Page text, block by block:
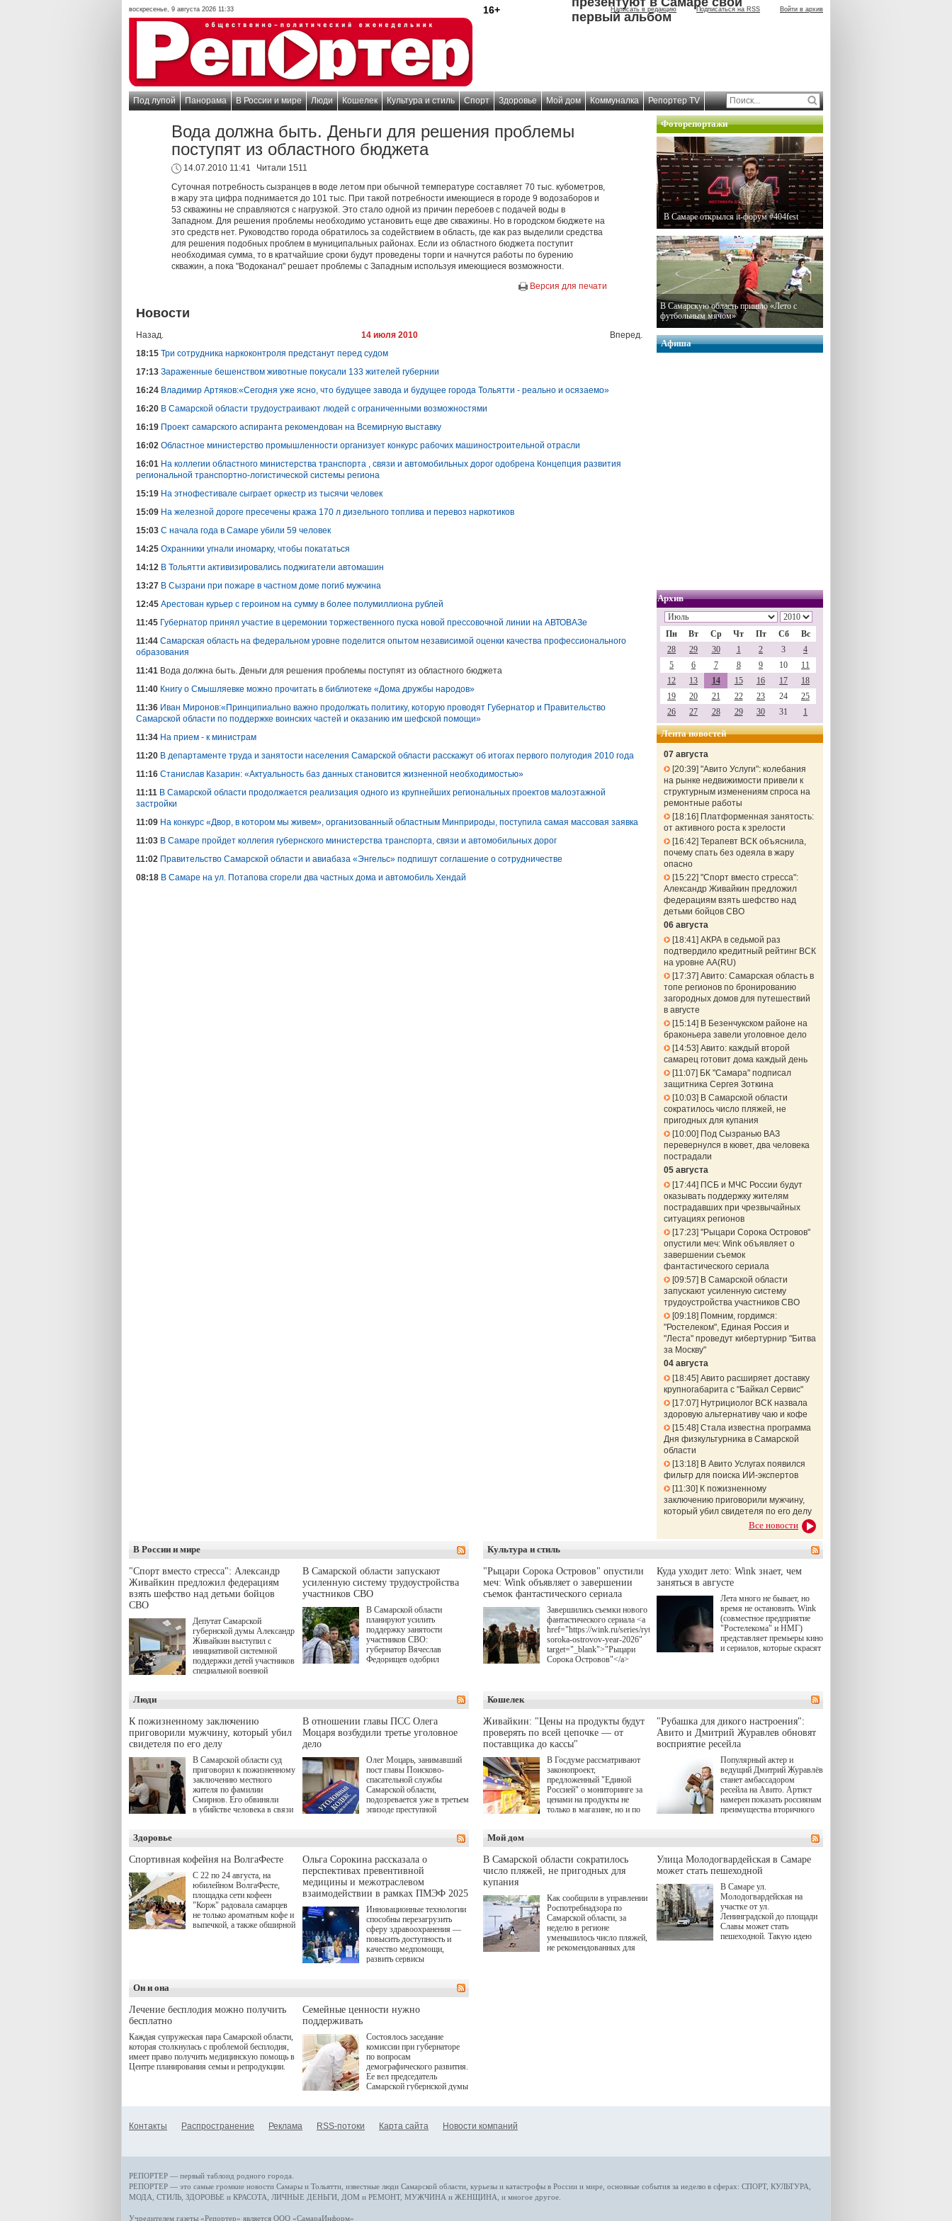
воскресенье, 9 августа 2026 11:33 16+ Написать в редакцию Подписаться на RSS Войти в архив
первый альбом
Под лупой Панорама В России и мире Люди Кошелек Культура и стиль Спорт Здоровье Мой дом Коммуналка Репортер TV
Вода должна быть. Деньги для решения проблемы
поступят из областного бюджета
14.07.2010 11:41
Читали 1511
Суточная потребность сызранцев в воде летом при обычной температуре составляет 70 тыс. кубометров,
в жару эта цифра поднимается до 101 тыс. При такой потребности имеющиеся в городе 9 водозаборов и
53 скважины не справляются с нагрузкой. Это стало одной из причин перебоев с подачей воды в
Западном. Для решения проблемы необходимо установить еще две скважины. Но в городском бюджете на
это средств нет. Руководство города обратилось за содействием в область, где как раз выделили средства
для решения подобных проблем в муниципальных районах. Если из областного бюджета поступит
необходимая сумма, то в кратчайшие сроки будут проведены торги и начнутся работы по бурению
скважин, а пока "Водоканал" решает проблемы с Западным используя имеющиеся возможности.
Версия для печати
Новости
Назад. 14 июля 2010
Вперед.
18:15 Три сотрудника наркоконтроля предстанут перед судом
17:13 Зараженные бешенством животные покусали 133 жителей губернии
16:24 Владимир Артяков:«Сегодня уже ясно, что будущее завода и будущее города Тольятти - реально и осязаемо»
16:20 В Самарской области трудоустраивают людей с ограниченными возможностями
16:19 Проект самарского аспиранта рекомендован на Всемирную выставку
16:02 Областное министерство промышленности организует конкурс рабочих машиностроительной отрасли
16:01 На коллегии областного министерства транспорта , связи и автомобильных дорог одобрена Концепция развития
региональной транспортно-логистической системы региона
15:19 На этнофестивале сыграет оркестр из тысячи человек
15:09 На железной дороге пресечены кража 170 л дизельного топлива и перевоз наркотиков
15:03 С начала года в Самаре убили 59 человек
14:25 Охранники угнали иномарку, чтобы покататься
14:12 В Тольятти активизировались поджигатели автомашин
13:27 В Сызрани при пожаре в частном доме погиб мужчина
12:45 Арестован курьер с героином на сумму в более полумиллиона рублей
11:45 Губернатор принял участие в церемонии торжественного пуска новой прессовочной линии на АВТОВАЗе
11:44 Самарская область на федеральном уровне поделится опытом независимой оценки качества профессионального
образования
11:41 Вода должна быть. Деньги для решения проблемы поступят из областного бюджета
11:40 Книгу о Смышляевке можно прочитать в библиотеке «Дома дружбы народов»
11:36 Иван Миронов:«Принципиально важно продолжать политику, которую проводят Губернатор и Правительство
Самарской области по поддержке воинских частей и оказанию им шефской помощи»
11:34 На прием - к министрам
11:20 В департаменте труда и занятости населения Самарской области расскажут об итогах первого полугодия 2010 года
11:16 Станислав Казарин: «Актуальность баз данных становится жизненной необходимостью»
11:11 В Самарской области продолжается реализация одного из крупнейших региональных проектов малоэтажной
застройки
11:09 На конкурс «Двор, в котором мы живем», организованный областным Минприроды, поступила самая массовая заявка
11:03 В Самаре пройдет коллегия губернского министерства транспорта, связи и автомобильных дорог
11:02 Правительство Самарской области и авиабаза «Энгельс» подпишут соглашение о сотрудничестве
08:18 В Самаре на ул. Потапова сгорели два частных дома и автомобиль Хендай
Фоторепортажи
В Самаре открылся it-форум #404fest
В Самарскую область пришло «Лето с
футбольным мячом»
Афиша
Архив
Пн Вт Ср Чт Пт Сб
Вс
28
29 30 1 2 3
4
5
6 7 8 9 10
11
12
13 14 15 16 17
18
19
20 21 22 23 24
25
26
27 28 29 30 31 1
Лента новостей
07 августа
20:39 "Авито Услуги": колебания
на рынке недвижимости привели к
структурным изменениям спроса на
ремонтные работы
18:16
Платформенная занятость:
от активного роста к зрелости
16:42 Терапевт ВСК объяснила,
почему спать без одеяла в жару
опасно
15:22 "Спорт вместо стресса":
Александр Живайкин предложил
федерациям взять шефство над
детьми бойцов СВО
06 августа
18:41 АКРА в седьмой раз
подтвердило кредитный рейтинг ВСК
на уровне АА(RU)
17:37 Авито: Самарская область в
топе регионов по бронированию
загородных домов для путешествий
в августе
15:14 В Безенчукском районе на
браконьера завели уголовное дело
14:53 Авито: каждый второй
самарец готовит дома каждый день
11:07
БК "Самара" подписал
защитника Сергея Зоткина
10:03
В Самарской области
сократилось число пляжей, не
пригодных для купания
10:00 Под Сызранью ВАЗ
перевернулся в кювет, два человека
пострадали
05 августа
17:44 ПСБ и МЧС России будут
оказывать поддержку жителям
пострадавших при чрезвычайных
ситуациях регионов
17:23 "Рыцари Сорока Островов"
опустили меч: Wink объявляет о
завершении съемок
фантастического сериала
09:57
В Самарской области
запускают усиленную систему
трудоустройства участников СВО
09:18 Помним, гордимся:
"Ростелеком", Единая Россия и
"Леста" проведут кибертурнир "Битва
за Москву"
04 августа
18:45 Авито расширяет доставку
крупногабарита с "Байкал Сервис"
17:07
Нутрициолог ВСК назвала
здоровую альтернативу чаю и кофе
15:48 Стала известна программа
Дня физкультурника в Самарской
области
13:18 В Авито Услугах появился
фильтр для поиска ИИ-экспертов
11:30 К пожизненному
заключению приговорили мужчину,
который убил свидетеля по его делу
Все новости
В России и мире
"Спорт вместо стресса": Александр
Живайкин предложил федерациям
взять шефство над детьми бойцов
СВО
Депутат Самарской
губернской думы Александр
Живайкин выступил с
инициативой системной
поддержки детей участников
специальной военной
"Помощь фронту и семьям
участников СВО", которая
прошла в Отрадном 7
августа.
В Самарской области запускают
усиленную систему трудоустройства
участников СВО
В Самарской области
планируют усилить
поддержку занятости
участников СВО:
губернатор Вячеслав
Федорищев одобрил
Живайкина, направленные
на трудоустройство и более
спокойную адаптацию к
мирной жизни.
Культура и стиль
"Рыцари Сорока Островов" опустили
меч: Wink объявляет о завершении
съемок фантастического сериала
Завершились съемки нового
фантастического сериала <a
href="https://wink.ru/series/rytsari-
soroka-ostrovov-year-2026"
target="_blank">"Рыцари
Сорока Островов"</a>
одноименного романа
Сергея Лукьяненко. Главные
роли в проекте исполнили
Артем Кошман, Полина
Гухман, Вероника
Устимова, Олег Савостюк,
Святослав Рогожан, Кузьма
Котрелёв, Никита
Кологривый, Елисей
Чучилин, Александра
Нестерова, Ника Жукова, а
Волкова в роли родителей.
Режиссер-постановщик
проекта — Егор Чичканов
(сериалы "Комбинация", "И
Куда уходит лето: Wink знает, чем
заняться в августе
Лета много не бывает, но
время не остановить. Wink
(совместное предприятие
"Ростелекома" и НМГ)
представляет премьеры кино
и сериалов, которые скрасят
target="_blank">"Холод"
</a> (18+) останется только
на экране — весь август по
четвергам продолжат
выходить новые эпизоды
сериала, в котором
беспощадным возмездием в
духе графа Монте-Кристо
занимается наша
современница.
Люди
К пожизненному заключению
приговорили мужчину, который убил
свидетеля по его делу
В Самарской области суд
приговорил к пожизненному
заключению местного
жителя по фамилии
Смирнов. Его обвиняли
в убийстве человека в связи
В отношении главы ПСС Олега
Моцаря возбудили третье уголовное
дело
Олег Моцарь, занимавший
пост главы Поисково-
спасательной службы
Самарской области,
подозревается уже в третьем
эпизоде преступной
о превышении полномочий,
а сам он находится в СИЗО.
Кошелек
Живайкин: "Цены на продукты будут
проверять по всей цепочке — от
поставщика до кассы"
В Госдуме рассматривают
законопроект,
предложенный "Единой
Россией" о мониторинге за
ценами на продукты не
только в магазине, но и по
подорожания было понятно,
где именно цена "поехала"
вверх и кто её разогнал.
"Рубашка для дикого настроения":
Авито и Дмитрий Журавлев обновят
восприятие ресейла
Популярный актер и
ведущий Дмитрий Журавлёв
станет амбассадором
ресейла на Авито. Артист
намерен показать россиянам
преимущества вторичного
для современного и умного
человека.
Здоровье
Спортивная кофейня на ВолгаФесте
С 22 по 24 августа, на
юбилейном ВолгаФесте,
площадка сети кофеен
"Корж" радовала самарцев
не только ароматным кофе и
выпечкой, а также обширной
Ольга Сорокина рассказала о
перспективах превентивной
медицины и межотраслевом
взаимодействии в рамках ПМЭФ 2025
Инновационные технологии
способны перезагрузить
сферу здравоохранения —
повысить доступность и
качество медпомощи,
развить сервисы
определенными барьерами.
К ним можно отнести
возникающие при работе с
данными пациентов. Для
более динамичного роста
проникновения инноваций в
сегмент необходимо кросс-
отраслевое взаимодействие
рассказала Ольга Сорокина,
ходе сессии "Развитие
качества жизни" в рамках
ПМЭФ 2025. В дискуссии
Мой дом
В Самарской области сократилось
число пляжей, не пригодных для
купания
Как сообщили в управлении
Роспотребнадзора по
Самарской области, за
неделю в регионе
уменьшилось число пляжей,
не рекомендованных для
Улица Молодогвардейская в Самаре
может стать пешеходной
В Самаре ул.
Молодогвардейская на
участке от ул.
Ленинградской до площади
Славы может стать
пешеходной. Такую идею
Он и она
Лечение бесплодия можно получить
бесплатно
Каждая супружеская пара Самарской области,
которая столкнулась с проблемой бесплодия,
имеет право получить медицинскую помощь в
Центре планирования семьи и репродукции.
Семейные ценности нужно
поддерживать
Состоялось заседание
комиссии при губернаторе
по вопросам
демографического развития.
Ее вел председатель
Самарской губернской думы
Контакты Распространение Реклама RSS-потоки Карта сайта Новости компаний
РЕПОРТЕР — первый таблоид родного города.
РЕПОРТЕР — это самые громкие новости Самары и Тольятти, известные люди Самарской области, курьезы и катастрофы в России и мире , основные события за неделю в сферах: СПОРТ, КУЛЬТУРА,
МОДА, СТИЛЬ ЗДОРОВЬЕ и КРАСОТА ЛИЧНЫЕ ДЕНЬГИ ДОМ и РЕМОНТ, МУЖЧИНА и ЖЕНЩИНА , и многое другое
Учредителем газеты «Репортер» является ООО «СамараИнформ»